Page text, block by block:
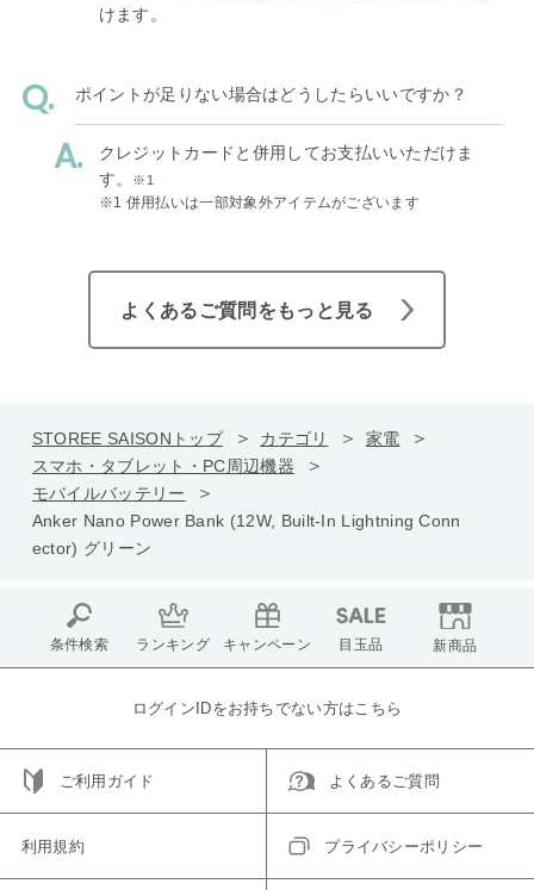
けます。
ポイントが足りない場合はどうしたらいいですか？
クレジットカードと併用してお支払いいただけま
す。
※1
※1 併用払いは一部対象外アイテムがございます
よくあるご質問をもっと見る
STOREE SAISONトップ カテゴリ
家電
スマホ・タブレット・PC周辺機器
モバイルバッテリー
Anker Nano Power Bank (12W, Built-In Lightning Conn
ector) グリーン
条件検索 ランキング キャンペーン 目玉品 新商品
ログインIDをお持ちでない方はこちら
ご利用ガイド よくあるご質問
利用規約 プライバシーポリシー